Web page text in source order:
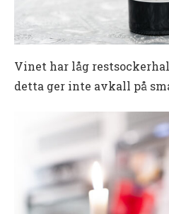
Vinet har låg
detta ger inte avkall på